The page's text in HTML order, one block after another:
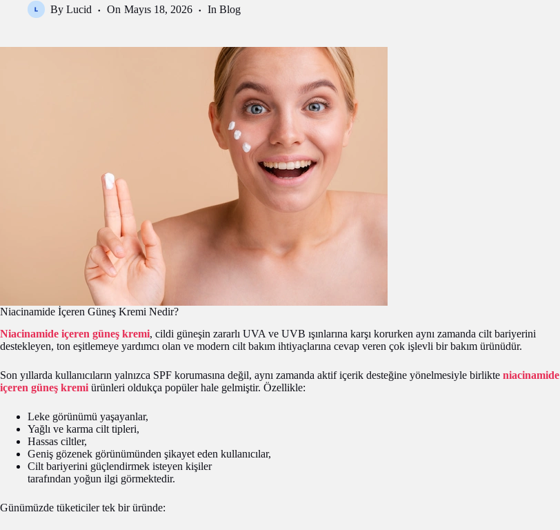
By Lucid On Mayıs 18, 2026 In Blog
Niacinamide İçeren Güneş Kremi Nedir?
Niacinamide içeren güneş kremi, cildi güneşin zararlı UVA ve UVB ışınlarına karşı korurken aynı zamanda cilt bariyerini
destekleyen, ton eşitlemeye yardımcı olan ve modern cilt bakım ihtiyaçlarına cevap veren çok işlevli bir bakım ürünüdür.
Son yıllarda kullanıcıların yalnızca SPF korumasına değil, aynı zamanda aktif içerik desteğine yönelmesiyle birlikte niacinamide
içeren güneş kremiürünleri oldukça popüler hale gelmiştir. Özellikle:
Leke görünümü yaşayanlar,
Yağlı ve karma cilt tipleri,
Hassas ciltler,
Geniş gözenek görünümünden şikayet eden kullanıcılar,
Cilt bariyerini güçlendirmek isteyen kişiler
tarafından yoğun ilgi görmektedir.
Günümüzde tüketiciler tek bir üründe: